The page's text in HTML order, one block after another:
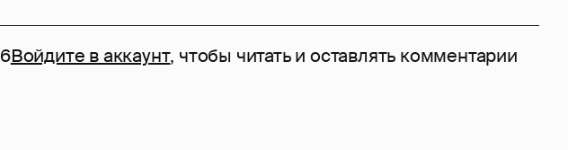
6Войдите в аккаунт, чтобы читать и оставлять комментарии